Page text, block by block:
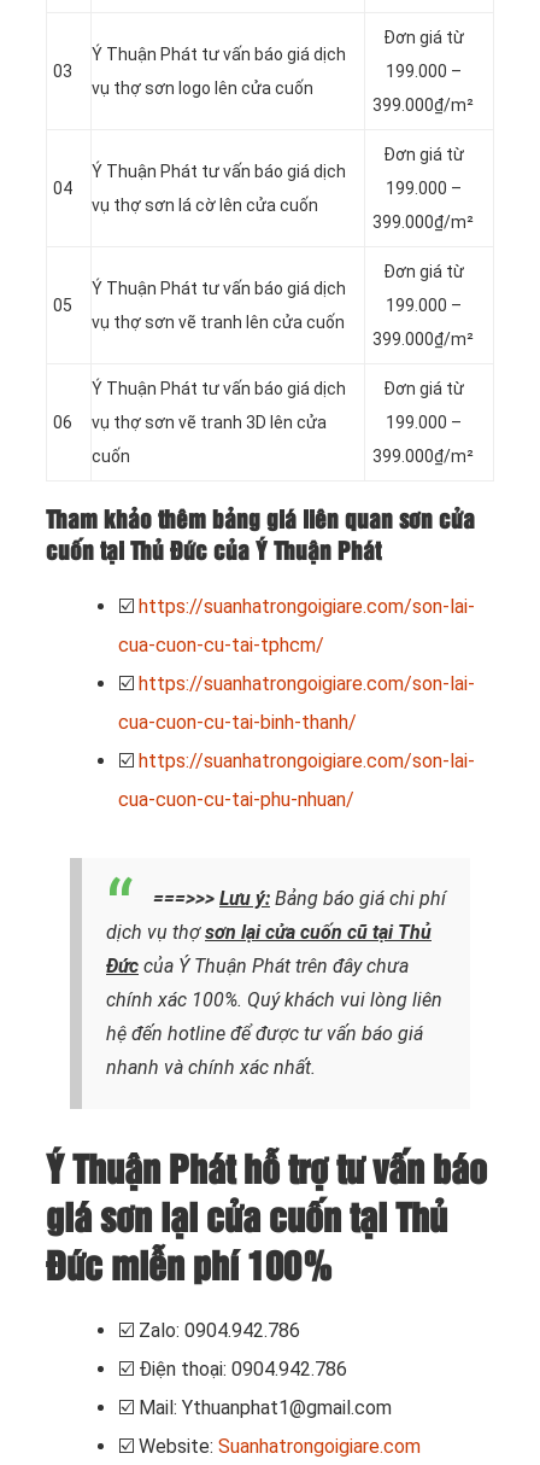
03
Ý Thuận Phát tư vấn báo giá dịch
vụ thợ sơn logo lên cửa cuốn
Đơn giá từ
199.000 –
399.000₫/m²
04
Ý Thuận Phát tư vấn báo giá dịch
vụ thợ sơn lá cờ lên cửa cuốn
Đơn giá từ
199.000 –
399.000₫/m²
05
Ý Thuận Phát tư vấn báo giá dịch
vụ thợ sơn vẽ tranh lên cửa cuốn
Đơn giá từ
199.000 –
399.000₫/m²
06
Ý Thuận Phát tư vấn báo giá dịch
vụ thợ sơn vẽ tranh 3D lên cửa
cuốn
Đơn giá từ
199.000 –
399.000₫/m²
Tham khảo thêm bảng giá liên quan sơn cửa
cuốn tại Thủ Đức của Ý Thuận Phát
☑️ https://suanhatrongoigiare.com/son-lai-
cua-cuon-cu-tai-tphcm/
☑️ https://suanhatrongoigiare.com/son-lai-
cua-cuon-cu-tai-binh-thanh/
☑️ https://suanhatrongoigiare.com/son-lai-
cua-cuon-cu-tai-phu-nhuan/
===>>> Lưu ý: Bảng báo giá chi phí
dịch vụ thợsơn lại cửa cuốn cũ tại Thủ
Đức của Ý Thuận Phát trên đây chưa
chính xác 100%. Quý khách vui lòng liên
hệ đến hotline để được tư vấn báo giá
nhanh và chính xác nhất.
Ý Thuận Phát hỗ trợ tư vấn báo
giá sơn lại cửa cuốn tại Thủ
Đức miễn phí 100%
☑️ Zalo: 0904.942.786
☑️ Điện thoại: 0904.942.786
☑️ Mail: Ythuanphat1@gmail.com
☑️ Website: Suanhatrongoigiare.com